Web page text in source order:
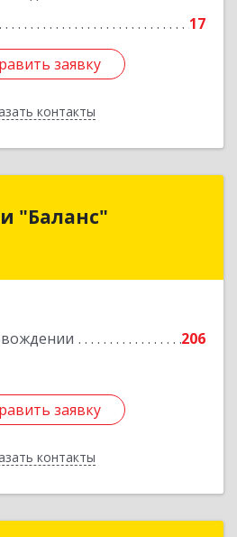
17
заявку
контакты
заявку
Назад
"Баланс"
206
заявку
контакты
Франчайзи "Баланс"
край, Минусинск г,
заявку
Назад